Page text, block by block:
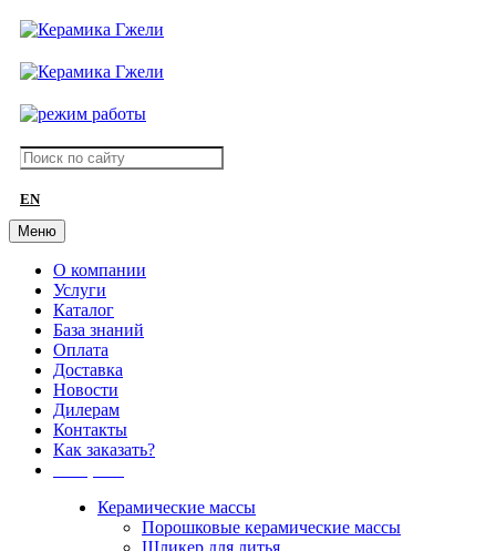
EN
Меню
О компании
Услуги
Каталог
База знаний
Оплата
Доставка
Новости
Дилерам
Контакты
Как заказать?
Керамические массы
Порошковые керамические массы
Шликер для литья